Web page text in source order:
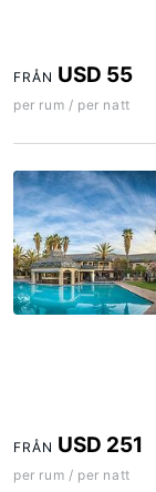
FRÅN USD 55
per rum / per natt
FRÅN USD 251
per rum / per natt